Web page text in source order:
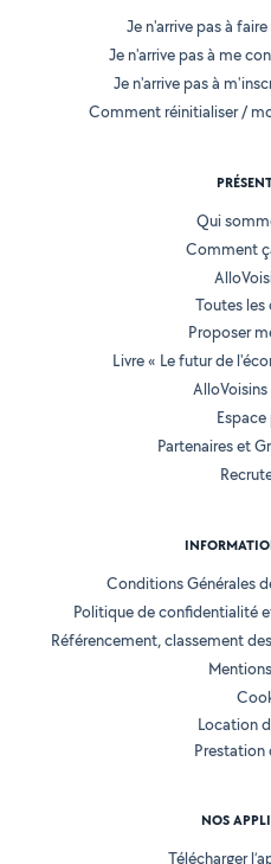
Je n'arrive pas à
Je n'arrive pas à me
Je n'arrive pas à
Comment réinitialiser /
Qui
Comment
Toutes les
Proposer
Livre « Le futur de
AlloVoisins
Espace
Partenaires et
Conditions Générales
Politique de confidentialité
Référencement, classement
Location
Prestation
NOS
Télécharger